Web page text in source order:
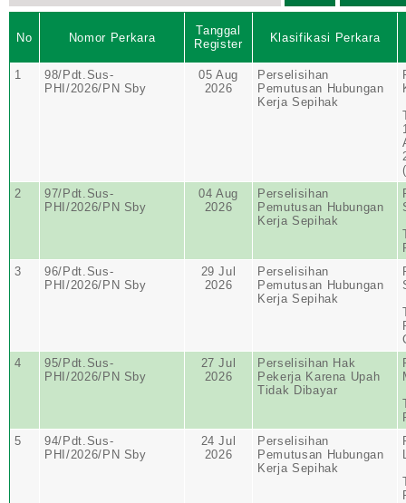
No Nomor Perkara
Tanggal
Register
Klasifikasi Perkara
1
98/Pdt.Sus-
PHI/2026/PN Sby
05 Aug
2026
Perselisihan
Pemutusan Hubungan
Kerja Sepihak
2
97/Pdt.Sus-
PHI/2026/PN Sby
04 Aug
2026
Perselisihan
Pemutusan Hubungan
Kerja Sepihak
3
96/Pdt.Sus-
PHI/2026/PN Sby
29 Jul
2026
Perselisihan
Pemutusan Hubungan
Kerja Sepihak
4
95/Pdt.Sus-
PHI/2026/PN Sby
27 Jul
2026
Perselisihan Hak
Pekerja Karena Upah
Tidak Dibayar
5
94/Pdt.Sus-
PHI/2026/PN Sby
24 Jul
2026
Perselisihan
Pemutusan Hubungan
Kerja Sepihak